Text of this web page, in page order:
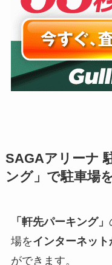
SAGAアリーナ
ング」で駐車場
「軒先パーキング」
場をインターネッ
ができます。